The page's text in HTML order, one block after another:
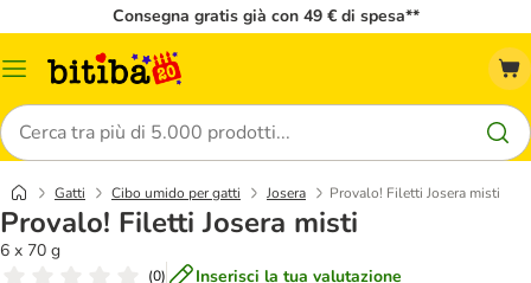
Consegna gratis già con 49 € di spesa**
Overview
Cerca
Gatti Cibo umido per gatti Josera Provalo! Filetti Josera misti
Provalo! Filetti Josera misti
6 x 70 g
(0) Inserisci la tua valutazione